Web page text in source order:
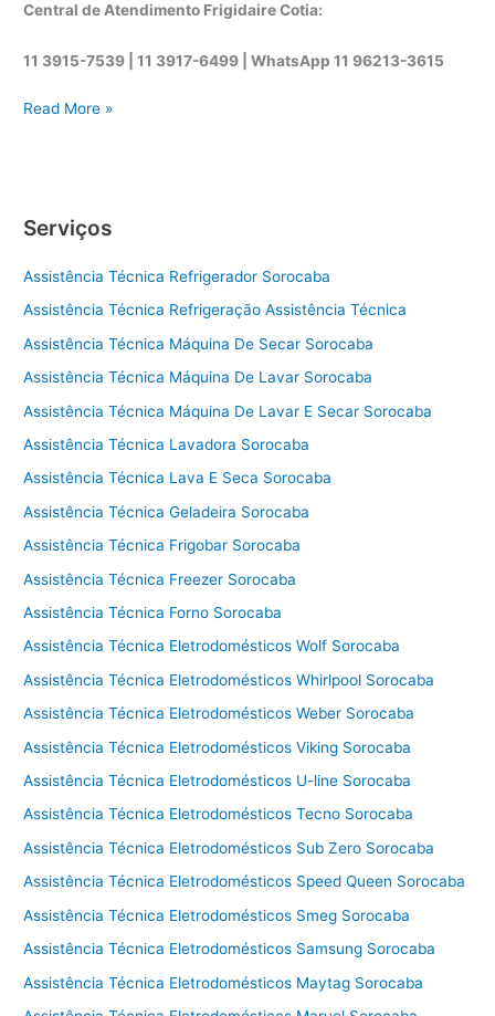
Central de Atendimento Frigidaire Cotia:
11 3915-7539 | 11 3917-6499 |WhatsApp11 96213-3615
A
t
n
c
a
t
n
i
a
F
g
i
a
i
r
C
o
a
Read More »
Serviços
Assistência Técnica Refrigerador Sorocaba
Assistência Técnica Refrigeração Assistência Técnica
Assistência Técnica Máquina De Secar Sorocaba
Assistência Técnica Máquina De Lavar Sorocaba
Assistência Técnica Máquina De Lavar E Secar Sorocaba
Assistência Técnica Lavadora Sorocaba
Assistência Técnica Lava E Seca Sorocaba
Assistência Técnica Geladeira Sorocaba
Assistência Técnica Frigobar Sorocaba
Assistência Técnica Freezer Sorocaba
Assistência Técnica Forno Sorocaba
Assistência Técnica Eletrodomésticos Wolf Sorocaba
Assistência Técnica Eletrodomésticos Whirlpool Sorocaba
Assistência Técnica Eletrodomésticos Weber Sorocaba
Assistência Técnica Eletrodomésticos Viking Sorocaba
Assistência Técnica Eletrodomésticos U-line Sorocaba
Assistência Técnica Eletrodomésticos Tecno Sorocaba
Assistência Técnica Eletrodomésticos Sub Zero Sorocaba
Assistência Técnica Eletrodomésticos Speed Queen Sorocaba
Assistência Técnica Eletrodomésticos Smeg Sorocaba
Assistência Técnica Eletrodomésticos Samsung Sorocaba
Assistência Técnica Eletrodomésticos Maytag Sorocaba